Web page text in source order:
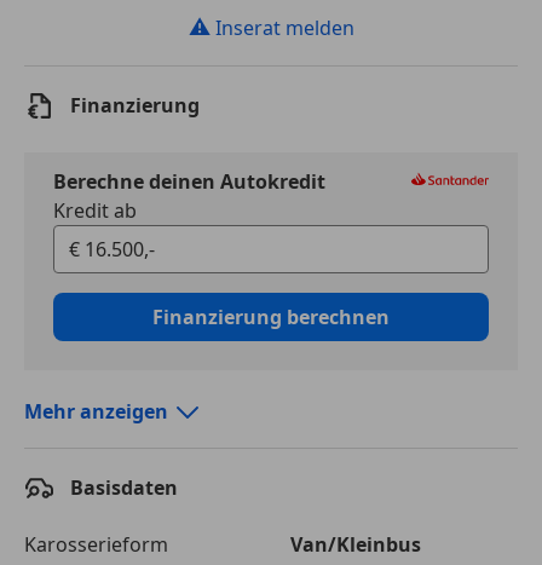
⚠ Inserat melden
Finanzierung
Berechne deinen Autokredit
Kredit ab
Finanzierung berechnen
Laufzeit
Kreditbetrag
€ 16 500,-
Mehr anzeigen
Basisdaten
Karosserieform
Van/Kleinbus